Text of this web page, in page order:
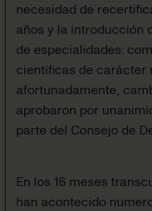
necesidad de
años y la introducción
de especialidades:
científicas de carácter
afortunadamente,
aprobaron por
parte del Consejo de
En los 16 meses
han acontecido